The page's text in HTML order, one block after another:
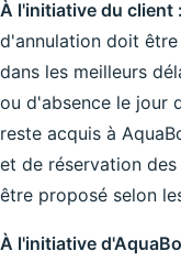
À l'initiative du client :
d'annulation doit
dans les meilleurs
ou d'absence le jour
reste acquis à
et de réservation
être proposé selon
À l'initiative